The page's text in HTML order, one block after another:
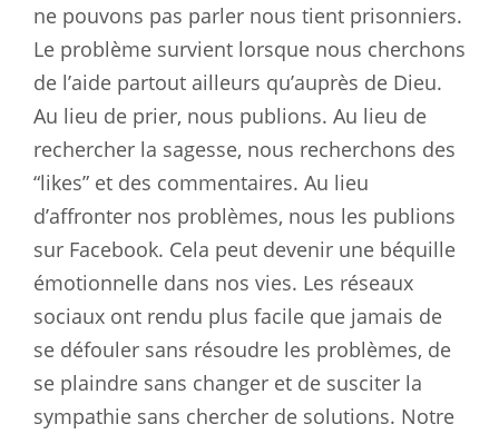
ne pouvons pas parler nous tient prisonniers.
Le problème survient lorsque nous cherchons
de l’aide partout ailleurs qu’auprès de Dieu.
Au lieu de prier, nous publions. Au lieu de
rechercher la sagesse, nous recherchons des
“likes” et des commentaires. Au lieu
d’affronter nos problèmes, nous les publions
sur Facebook. Cela peut devenir une béquille
émotionnelle dans nos vies. Les réseaux
sociaux ont rendu plus facile que jamais de
se défouler sans résoudre les problèmes, de
se plaindre sans changer et de susciter la
sympathie sans chercher de solutions. Notre